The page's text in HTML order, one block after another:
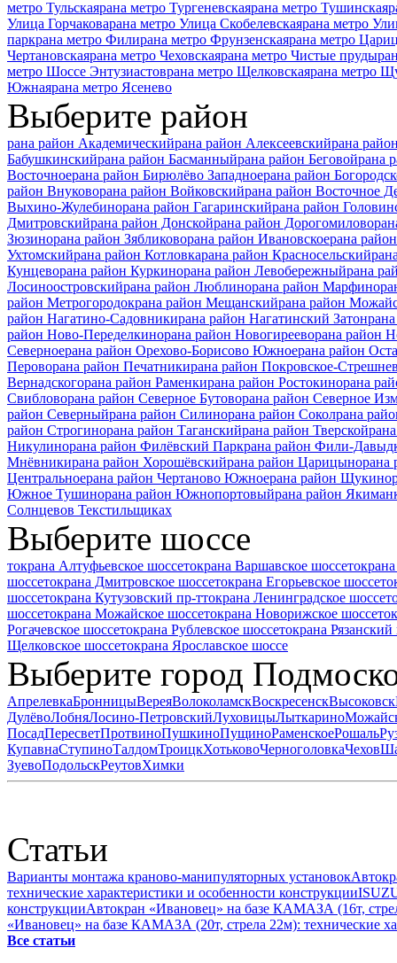
метро Тульскаярана метро Тургеневскаярана метро Тушинская
Улица Горчаковарана метро Улица Скобелевскаярана метро
паркрана метро Филирана метро Фрунзенскаярана метро
Чертановскаярана метро Чеховскаярана метро Чистые пруды
метро Шоссе Энтузиастоврана метро Щелковскаярана метро
Южнаярана метро Ясенево
Выберите район
рана район Академическийрана район Алексеевскийрана
Бабушкинскийрана район Басманныйрана район Беговойрана
Восточноерана район Бирюлёво Западноерана район
район Внуковорана район Войковскийрана район Восточное
Выхино-Жулебинорана район Гагаринскийрана район
Дмитровскийрана район Донскойрана район Дорогомилово
Зюзинорана район Зябликоворана район Ивановскоерана
Ухтомскийрана район Котловкарана район Красносельский
Кунцеворана район Куркинорана район Левобережныйрана
Лосиноостровскийрана район Люблинорана район Марфино
район Метрогородокрана район Мещанскийрана район
район Нагатино-Садовникирана район Нагатинский Затон
район Ново-Переделкинорана район Новогирееворана район
Северноерана район Орехово-Борисово Южноерана район
Пероворана район Печатникирана район Покровское-
Вернадскогорана район Раменкирана район Ростокинорана
Свибловорана район Северное Бутоворана район Северное
район Северныйрана район Силинорана район Соколрана
район Строгинорана район Таганскийрана район Тверской
Никулинорана район Филёвский Паркрана район Фили-
Мнёвникирана район Хорошёвскийрана район Царицынорана
Центральноерана район Чертаново Южноерана район Щукино
Южное Тушинорана район Южнопортовыйрана район
Солнцевов Текстильщиках
Выберите шоссе
токрана Алтуфьевское шоссетокрана Варшавское шоссе
шоссетокрана Дмитровское шоссетокрана Егорьевское шоссе
шоссетокрана Кутузовский пр-ттокрана Ленинградское шоссе
шоссетокрана Можайское шоссетокрана Новорижское шоссе
Рогачевское шоссетокрана Рублевское шоссетокрана Рязанский
Щелковское шоссетокрана Ярославское шоссе
Выберите город
АпрелевкаБронницыВереяВолоколамскВоскресенскВысоковск
ДулёвоЛобняЛосино-ПетровскийЛуховицыЛыткарино
ПосадПересветПротвиноПушкиноПущиноРаменскоеРошаль
КупавнаСтупиноТалдомТроицкХотьковоЧерноголовкаЧехов
ЗуевоПодольскРеутовХимки
Статьи
Варианты монтажа краново-манипуляторных установок
технические характеристики и особенности конструкции
конструкцииАвтокран «Ивановец» на базе КАМАЗА (16т,
«Ивановец» на базе КАМАЗА (20т, стрела 22м): технические
Все статьи